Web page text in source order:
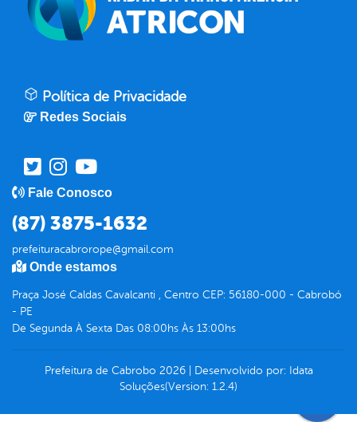
Política de Privacidade
Redes Sociais
Fale Conosco
(87) 3875-1632
prefeituracabrorope@gmail.com
Onde estamos
Praça José Caldas Cavalcanti , Centro CEP: 56180-000 - Cabrobó
- PE
De Segunda À Sexta Das 08:00hs Às 13:00hs
Prefeitura de Cabrobo 2026| Desenvolvido por: Idata
Soluções(Version: 1.2.4)